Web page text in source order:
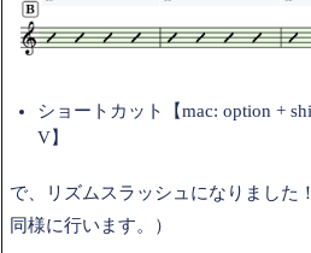
ショートカット【mac: option +
V】
で、リズムスラッシュになりました
同様に行います。）